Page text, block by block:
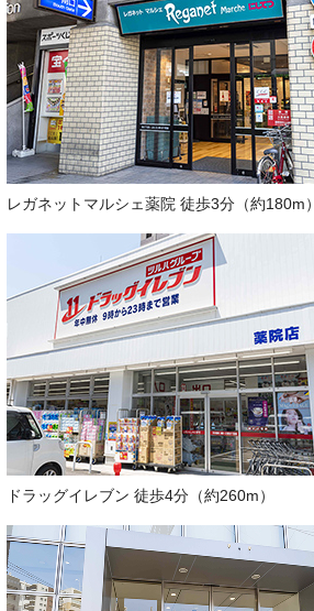
レガネットマルシェ薬院 徒歩3分（約180m）
ドラッグイレブン 徒歩4分（約260m）